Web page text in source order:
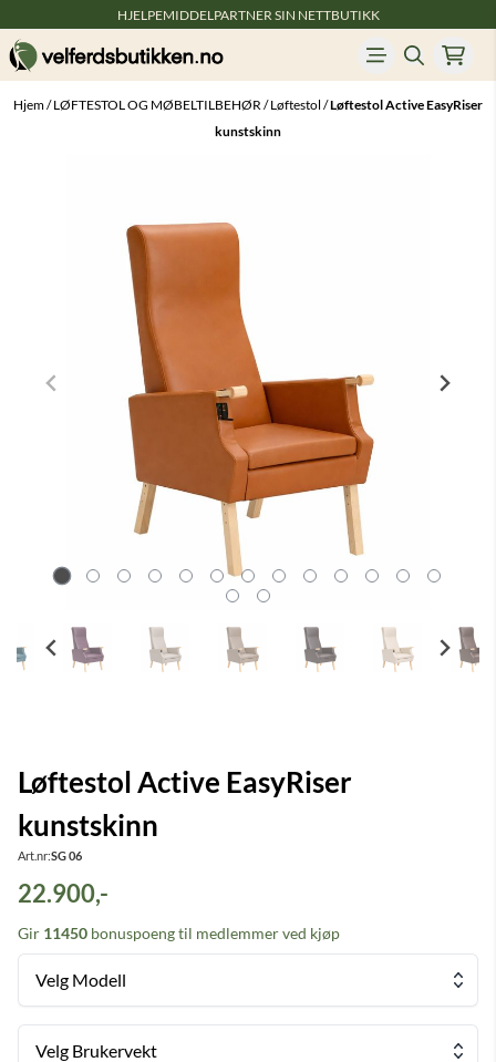
Hopp til innholdHJELPEMIDDELPARTNER SIN NETTBUTIKK
Hjem/LØFTESTOL OG MØBELTILBEHØR /Løftestol /Løftestol Active EasyRiser
kunstskinn
Løftestol Active EasyRiser
kunstskinn
Art.nr:SG 06
22.900,-
Gir 11450 bonuspoeng til medlemmer ved kjøp
Velg Modell
Velg Brukervekt